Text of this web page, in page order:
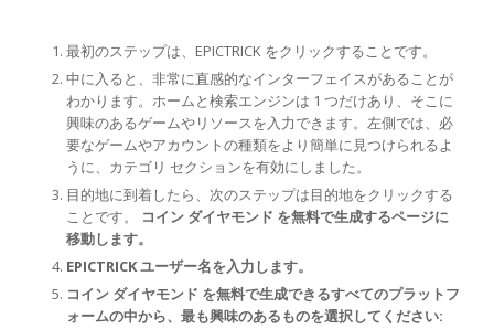
最初のステップは、EPICTRICK をクリックすることです。
中に入ると、非常に直感的なインターフェイスがあることが
わかります。ホームと検索エンジンは 1 つだけあり、そこに
興味のあるゲームやリソースを入力できます。左側では、必
要なゲームやアカウントの種類をより簡単に見つけられるよ
うに、カテゴリ セクションを有効にしました。
目的地に到着したら、次のステップは目的地をクリックする
ことです。
コイン ダイヤモンド を無料で生成するページに
移動します。
EPICTRICK ユーザー名を入力します。
コイン ダイヤモンド を無料で生成できるすべてのプラットフ
ォームの中から、最も興味のあるものを選択してください: